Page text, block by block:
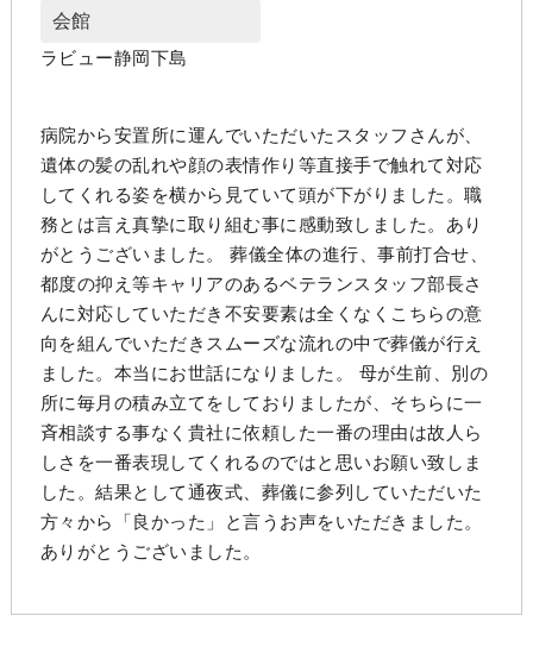
会館
ラビュー静岡下島
病院から安置所に運んでいただいたスタッフさんが、
遺体の髪の乱れや顔の表情作り等直接手で触れて対応
してくれる姿を横から見ていて頭が下がりました。職
務とは言え真摯に取り組む事に感動致しました。あり
がとうございました。 葬儀全体の進行、事前打合せ、
都度の抑え等キャリアのあるベテランスタッフ部長さ
んに対応していただき不安要素は全くなくこちらの意
向を組んでいただきスムーズな流れの中で葬儀が行え
ました。本当にお世話になりました。 母が生前、別の
所に毎月の積み立てをしておりましたが、そちらに一
斉相談する事なく貴社に依頼した一番の理由は故人ら
しさを一番表現してくれるのではと思いお願い致しま
した。結果として通夜式、葬儀に参列していただいた
方々から「良かった」と言うお声をいただきました。
ありがとうございました。